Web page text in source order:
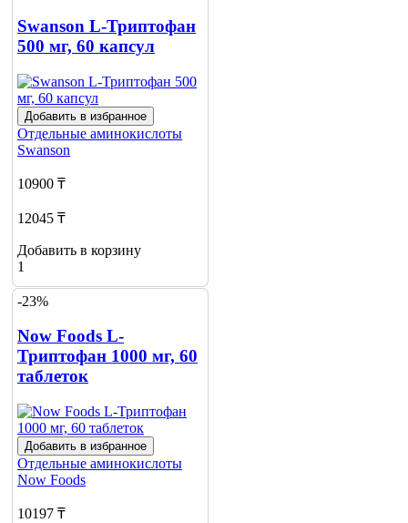
Swanson L-Триптофан
500 мг, 60 капсул
Добавить в избранное
Отдельные аминокислоты
Swanson
10900 ₸
12045 ₸
Добавить в корзину
1
-23%
Now Foods L-
Триптофан 1000 мг, 60
таблеток
Добавить в избранное
Отдельные аминокислоты
Now Foods
10197 ₸